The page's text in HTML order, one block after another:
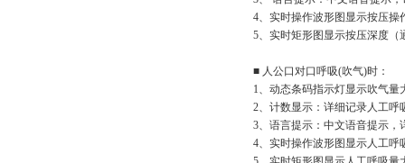
4、实时操作波形图显示按压操
5、实时矩形图显示按压深度
■ 人公口对口呼吸(吹气)时：
1、动态条码指示灯显示吹气量
2、计数显示：详细记录人工
3、语言提示：中文语音提示
4、实时操作波形图显示人工呼